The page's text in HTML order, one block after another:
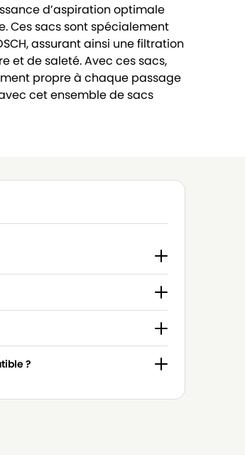
d’aspiration optimale
Ces sacs sont spécialement
assurant ainsi une filtration
et de saleté. Avec ces sacs,
propre à chaque passage
cet ensemble de sacs
?